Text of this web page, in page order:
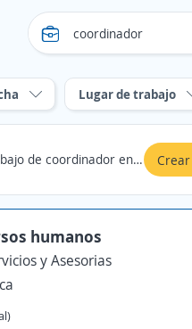
Lugar de trabajo
coordinador en Valle del Cauca
humanos
y Asesorias